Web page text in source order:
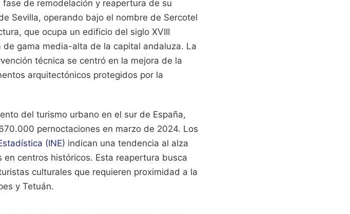
de remodelación y reapertura de su
Sevilla, operando bajo el nombre de Sercotel
que ocupa un edificio del siglo XVIII
gama media-alta de la capital andaluza. La
técnica se centró en la mejora de la
arquitectónicos protegidos por la
del turismo urbano en el sur de España,
pernoctaciones en marzo de 2024. Los
(INE) indican una tendencia al alza
centros históricos. Esta reapertura busca
culturales que requieren proximidad a la
y Tetuán.